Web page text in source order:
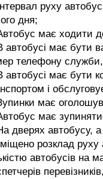
руху
дня;
має ходити
автобусі має бути
телефону служби,
автобусі має бути
і
має
має
дверях автобусу,
розклад руху
автобусів на